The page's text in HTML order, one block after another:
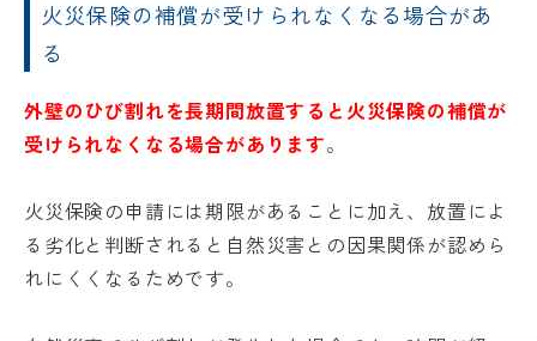
火災保険の補償が受けられなくなる場合があ
る
外壁のひび割れを長期間放置すると火災保険の補償が
受けられなくなる場合があります。
火災保険の申請には期限があることに加え、放置によ
る劣化と判断されると自然災害との因果関係が認めら
れにくくなるためです。